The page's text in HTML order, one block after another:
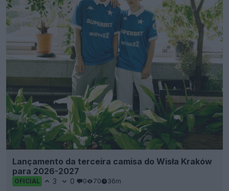
Lançamento da terceira camisa do Wisła Kraków
para 2026-2027
OFICIAL 3 0 0 70 36m